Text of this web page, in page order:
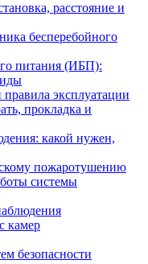
расстояние и
бесперебойного
питания (ИБП):
эксплуатации
прокладка и
какой нужен,
пожаротушению
системы
камер
безопасности